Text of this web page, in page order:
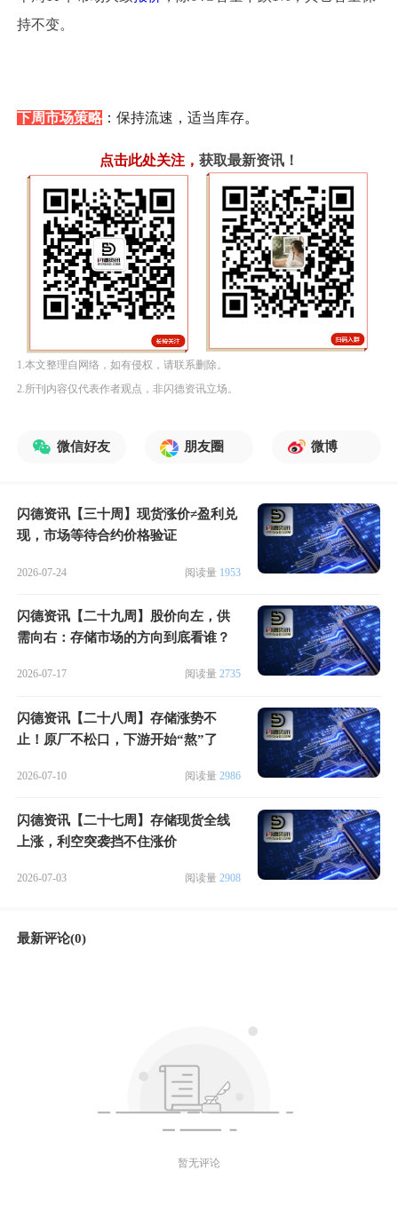
持不变。
下周市场策略 ：保持流速，适当库存。
点击此处关注， 获取最新资讯！
1.本文整理自网络，如有侵权，请联系删除。
2.所刊内容仅代表作者观点，非闪德资讯立场。
微信好友 朋友圈 微博
闪德资讯【三十周】现货涨价≠盈利兑
现，市场等待合约价格验证
2026-07-24 阅读量 1953
闪德资讯【二十九周】股价向左，供
需向右：存储市场的方向到底看谁？
2026-07-17 阅读量 2735
闪德资讯【二十八周】存储涨势不
止！原厂不松口，下游开始“熬”了
2026-07-10 阅读量 2986
闪德资讯【二十七周】存储现货全线
上涨，利空突袭挡不住涨价
2026-07-03 阅读量 2908
最新评论(0)
暂无评论